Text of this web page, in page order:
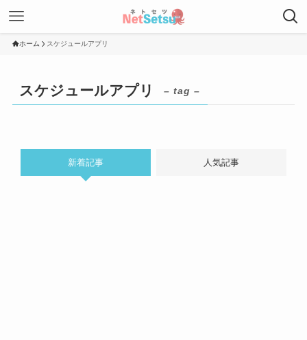
ホーム スケジュールアプリ
スケジュールアプリ – tag –
新着記事 人気記事